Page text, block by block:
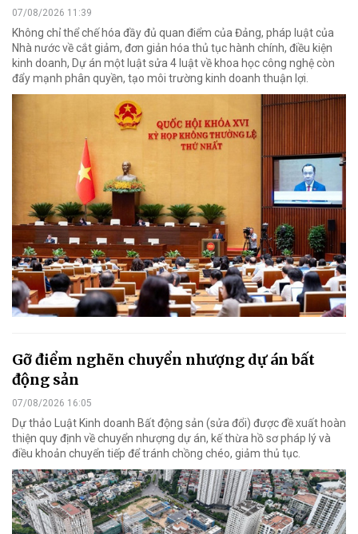
07/08/2026 11:39
Không chỉ thể chế hóa đầy đủ quan điểm của Đảng, pháp luật của
Nhà nước về cắt giảm, đơn giản hóa thủ tục hành chính, điều kiện
kinh doanh, Dự án một luật sửa 4 luật về khoa học công nghệ còn
đẩy mạnh phân quyền, tạo môi trường kinh doanh thuận lợi.
Gỡ điểm nghẽn chuyển nhượng dự án bất
động sản
07/08/2026 16:05
Dự thảo Luật Kinh doanh Bất động sản (sửa đổi) được đề xuất hoàn
thiện quy định về chuyển nhượng dự án, kế thừa hồ sơ pháp lý và
điều khoản chuyển tiếp để tránh chồng chéo, giảm thủ tục.